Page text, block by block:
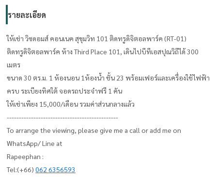
รายละเอียด
ให้เช่า วิซดอมส์ คอนเนค สุขุมวิท 101 ติดทรูดิจิตอลพาร์ค (RT-01)
ติดทรูดิจิตอลพาร์ค ห้าง Third Place 101, เดินไปบีทีเอสปุณวิถีได้ 300
เมตร
ขนาด 30 ตร.ม. 1 ห้องนอน 1ห้องน้ำ ชั้น 23 พร้อมเฟอร์และเครื่องใช้ไฟฟ้า
ครบ ระเบียงทิศใต้ จอดรถประจำฟรี 1 คัน
ให้เช่าเพียง 15,000/เดือน รวมค่าส่วนกลางแล้ว
----------------------------------------------
To arrange the viewing, please give me a call or add me on
WhatsApp/ Line at
Rapeephan :
Tel:(+66) 062 6356593